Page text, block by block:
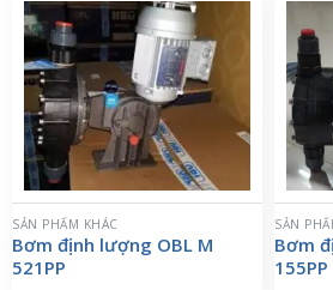
SẢN PHẨM KHÁC
Bơm định lượng OBL M
521PP
SẢN
Bơm
155PP